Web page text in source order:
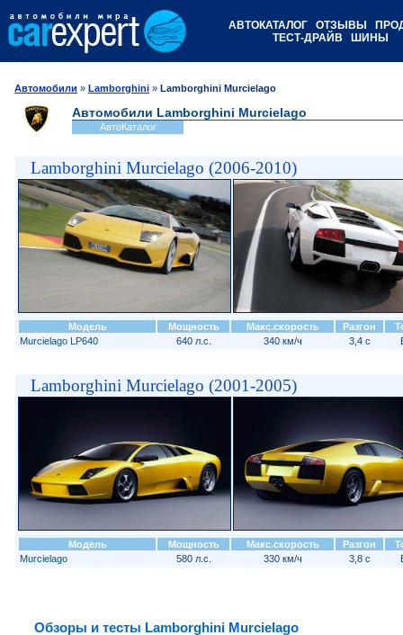
АВТОКАТАЛОГ ОТЗЫВЫ
ТЕСТ-ДРАЙВ
ШИНЫ
Автомобили » Lamborghini » Lamborghini Murcielago
Автомобили Lamborghini Murcielago
АвтоКаталог
Lamborghini Murcielago (2006-2010)
Модель Мощность Макс.скорость Разгон
Murcielago LP640
640 л.с. 340 км/ч 3,4 с
Lamborghini Murcielago (2001-2005)
Модель Мощность Макс.скорость Разгон
Murcielago
580 л.с. 330 км/ч 3,8 с
Обзоры и тесты Lamborghini Murcielago